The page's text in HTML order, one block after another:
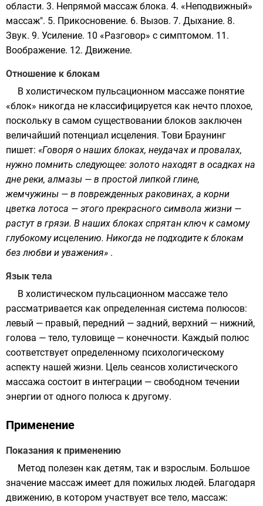
области. 3. Непрямой массаж блока. 4. «Неподвижный»
массаж". 5. Прикосновение. 6. Вызов. 7. Дыхание. 8.
Звук. 9. Усиление. 10 «Разговор» с симптомом. 11.
Воображение. 12. Движение.
Отношение к блокам
В холистическом пульсационном массаже понятие
«блок» никогда не классифицируется как нечто плохое,
поскольку в самом существовании блоков заключен
величайший потенциал исцеления. Тови Браунинг
пишет: «Говоря о наших блоках, неудачах и провалах,
нужно помнить следующее: золото находят в осадках на
дне реки, алмазы — в простой липкой глине,
жемчужины — в поврежденных раковинах, а корни
цветка лотоса — этого прекрасного символа жизни —
растут в грязи. В наших блоках спрятан ключ к самому
глубокому исцелению. Никогда не подходите к блокам
без любви и уважения» .
Язык тела
В холистическом пульсационном массаже тело
рассматривается как определенная система полюсов:
левый — правый, передний — задний, верхний — нижний,
голова — тело, туловище — конечности. Каждый полюс
соответствует определенному психологическому
аспекту нашей жизни. Цель сеансов холистического
массажа состоит в интеграции — свободном течении
энергии от одного полюса к другому.
Применение
Показания к применению
Метод полезен как детям, так и взрослым. Большое
значение массаж имеет для пожилых людей. Благодаря
движению, в котором участвует все тело, массаж: